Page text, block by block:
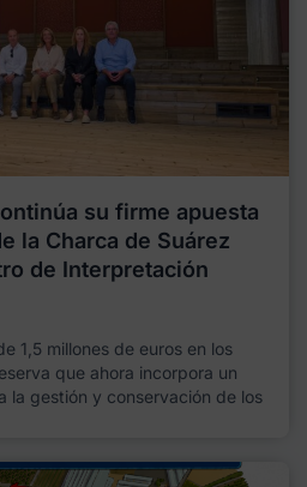
su firme apuesta
la Charca de Suárez
de Interpretación
1,5 millones de euros en los
que ahora incorpora un
la gestión y conservación de los